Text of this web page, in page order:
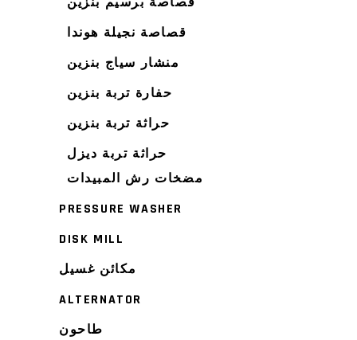
قصاصة نجيلة هوندا
منشار سياج بنزين
حفارة تربة بنزين
حراثة تربة بنزين
حراثة تربة ديزل
مضخات رش المبيدات
PRESSURE WASHER
DISK MILL
مكائن غسيل
ALTERNATOR
طاحون